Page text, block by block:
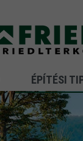
ÉPÍTÉSI